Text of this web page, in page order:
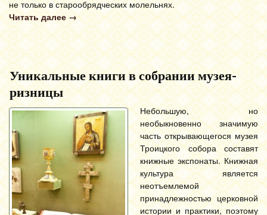
не только в старообрядческих молельнях.
Читать далее →
Уникальные книги в собрании музея-
ризницы
Небольшую, но
необыкновенно значимую
часть открывающегося музея
Троицкого собора составят
книжные экспонаты. Книжная
культура является
неотъемлемой
принадлежностью церковной
истории и практики, поэтому